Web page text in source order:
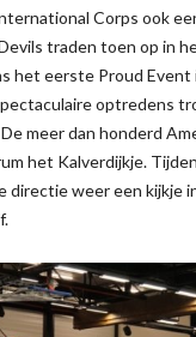
Corps ook
traden toen op in
het eerste Proud Event
optredens
meer dan honderd
het Kalverdijkje.
directie weer een kijkje